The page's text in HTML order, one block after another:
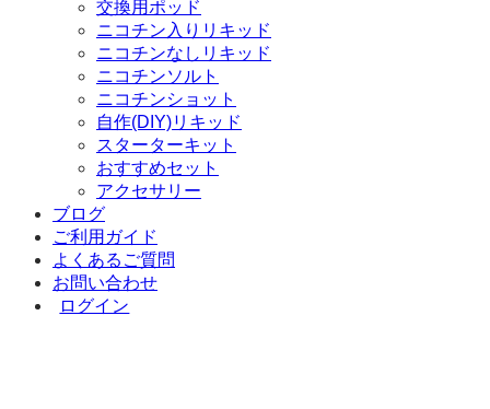
交換用ポッド
ニコチン入りリキッド
ニコチンなしリキッド
ニコチンソルト
ニコチンショット
自作(DIY)リキッド
スターターキット
おすすめセット
アクセサリー
ブログ
ご利用ガイド
よくあるご質問
お問い合わせ
ログイン